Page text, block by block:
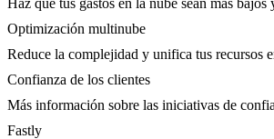
Optimización multinube
Reduce la complejidad y unifica tus recursos
Confianza de los clientes
Más información sobre las iniciativas de
Fastly